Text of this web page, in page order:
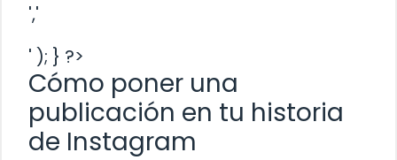
','
' ); } ?>
Cómo poner una
publicación en tu historia
de Instagram